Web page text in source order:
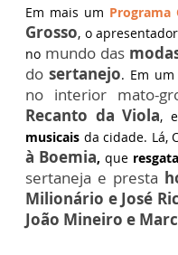
Em mais um Programa
Grosso, o
no mundo das
do sertanejo. Em
no interior mato-
Recanto da Viola,
musicais da cidade. Lá,
à Boemia, que resgata
sertaneja e presta
Milionário e José
João Mineiro e